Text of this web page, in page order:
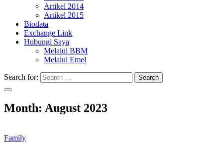
Artikel 2014
Artikel 2015
Biodata
Exchange Link
Hubungi Saya
Melalui BBM
Melalui Emel
Search for: Search
Month: August 2023
Family